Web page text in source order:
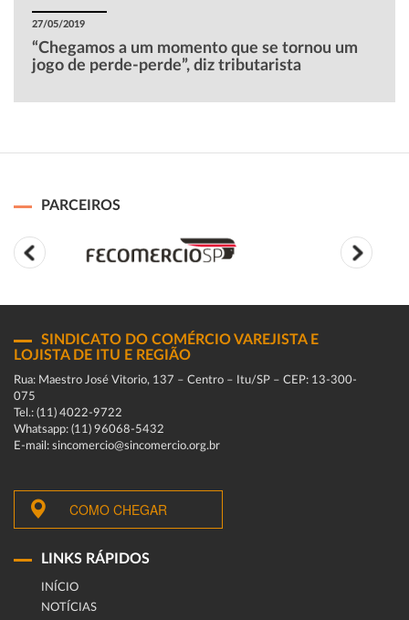
27/05/2019
“Chegamos a um momento que se tornou um
jogo de perde-perde”, diz tributarista
PARCEIROS
SINDICATO DO COMÉRCIO VAREJISTA E
LOJISTA DE ITU E REGIÃO
Rua: Maestro José Vitorio, 137 – Centro – Itu/SP – CEP: 13-300-
075
Tel.: (11) 4022-9722
Whatsapp: (11) 96068-5432
E-mail: sincomercio@sincomercio.org.br
COMO CHEGAR
LINKS RÁPIDOS
INÍCIO
NOTÍCIAS